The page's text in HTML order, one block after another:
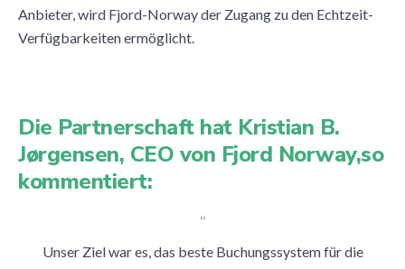
Anbieter, wird Fjord-Norway der Zugang zu den Echtzeit-
Verfügbarkeiten ermöglicht.
Die Partnerschaft hat Kristian B.
Jørgensen, CEO von Fjord Norway,so
kommentiert:
“
Unser Ziel war es, das beste Buchungssystem für die